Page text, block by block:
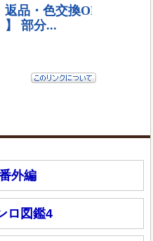
外編
ロ図鑑4